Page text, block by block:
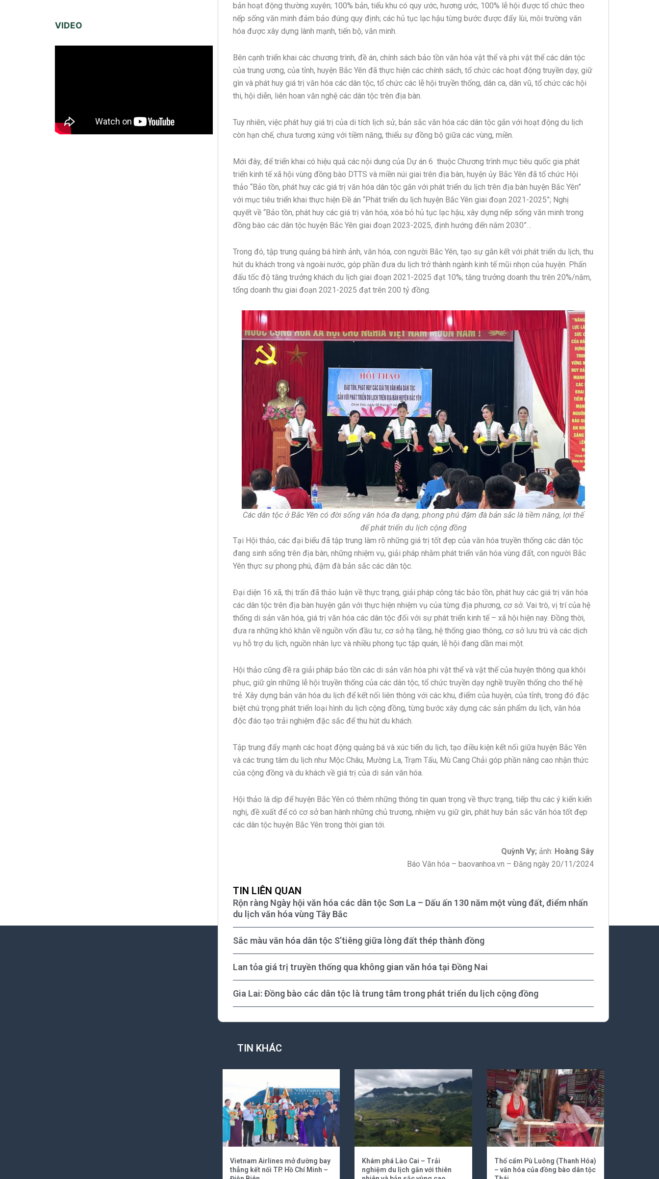
VIDEO
bản hoạt động thường xuyên; 100% bản, tiểu khu có quy ước, hương ước, 100% lễ hội được tổ chức theo
nếp sống văn minh đảm bảo đúng quy định; các hủ tục lạc hậu từng bước được đẩy lùi, môi trường văn
hóa được xây dựng lành mạnh, tiến bộ, văn minh.
Bên cạnh triển khai các chương trình, đề án, chính sách bảo tồn văn hóa vật thể và phi vật thể các dân tộc
của trung ương, của tỉnh, huyện Bắc Yên đã thực hiện các chính sách, tổ chức các hoạt động truyền dạy, giữ
gìn và phát huy giá trị văn hóa các dân tộc, tổ chức các lễ hội truyền thống, dân ca, dân vũ, tổ chức các hội
thi, hội diễn, liên hoan văn nghệ các dân tộc trên địa bàn.
Tuy nhiên, việc phát huy giá trị của di tích lịch sử, bản sắc văn hóa các dân tộc gắn với hoạt động du lịch
còn hạn chế, chưa tương xứng với tiềm năng, thiếu sự đồng bộ giữa các vùng, miền.
Mới đây, để triển khai có hiệu quả các nội dung của Dự án 6 thuộc Chương trình mục tiêu quốc gia phát
triển kinh tế xã hội vùng đồng bào DTTS và miền núi giai trên địa bàn, huyện ủy Bắc Yên đã tổ chức Hội
thảo “Bảo tồn, phát huy các giá trị văn hóa dân tộc gắn với phát triển du lịch trên địa bàn huyện Bắc Yên”
với mục tiêu triển khai thực hiện Đề án “Phát triển du lịch huyện Bắc Yên giai đoạn 2021-2025”; Nghị
quyết về “Bảo tồn, phát huy các giá trị văn hóa, xóa bỏ hủ tục lạc hậu, xây dựng nếp sống văn minh trong
đồng bào các dân tộc huyện Bắc Yên giai đoạn 2023-2025, định hướng đến năm 2030”…
Trong đó, tập trung quảng bá hình ảnh, văn hóa, con người Bắc Yên, tạo sự gắn kết với phát triển du lịch, thu
hút du khách trong và ngoài nước, góp phần đưa du lịch trở thành ngành kinh tế mũi nhọn của huyện. Phấn
đấu tốc độ tăng trưởng khách du lịch giai đoạn 2021-2025 đạt 10%; tăng trưởng doanh thu trên 20%/năm,
tổng doanh thu giai đoạn 2021-2025 đạt trên 200 tỷ đồng.
Các dân tộc ở Bắc Yên có đời sống văn hóa đa dạng, phong phú đậm đà bản sắc là tiềm năng, lợi thế
để phát triển du lịch cộng đồng
Tại Hội thảo, các đại biểu đã tập trung làm rõ những giá trị tốt đẹp của văn hóa truyền thống các dân tộc
đang sinh sống trên địa bàn, những nhiệm vụ, giải pháp nhằm phát triển văn hóa vùng đất, con người Bắc
Yên thực sự phong phú, đậm đà bản sắc các dân tộc.
Đại diện 16 xã, thị trấn đã thảo luận về thực trạng, giải pháp công tác bảo tồn, phát huy các giá trị văn hóa
các dân tộc trên địa bàn huyện gắn với thực hiện nhiệm vụ của từng địa phương, cơ sở. Vai trò, vị trí của hệ
thống di sản văn hóa, giá trị văn hóa các dân tộc đối với sự phát triển kinh tế – xã hội hiện nay. Đồng thời,
đưa ra những khó khăn về nguồn vốn đầu tư, cơ sở hạ tầng, hệ thống giao thông, cơ sở lưu trú và các dịch
vụ hỗ trợ du lịch, nguồn nhân lực và nhiều phong tục tập quán, lễ hội đang dần mai một.
Hội thảo cũng đề ra giải pháp bảo tồn các di sản văn hóa phi vật thể và vật thể của huyện thông qua khôi
phục, giữ gìn những lễ hội truyền thống của các dân tộc, tổ chức truyền dạy nghề truyền thống cho thế hệ
trẻ. Xây dựng bản văn hóa du lịch để kết nối liên thông với các khu, điểm của huyện, của tỉnh, trong đó đặc
biệt chú trọng phát triển loại hình du lịch cộng đồng, từng bước xây dựng các sản phẩm du lịch, văn hóa
độc đáo tạo trải nghiệm đặc sắc để thu hút du khách.
Tập trung đẩy mạnh các hoạt động quảng bá và xúc tiến du lịch, tạo điều kiện kết nối giữa huyện Bắc Yên
và các trung tâm du lịch như Mộc Châu, Mường La, Trạm Tấu, Mù Cang Chải góp phần nâng cao nhận thức
của cộng đồng và du khách về giá trị của di sản văn hóa.
Hội thảo là dịp để huyện Bắc Yên có thêm những thông tin quan trọng về thực trạng, tiếp thu các ý kiến kiến
nghị, đề xuất để có cơ sở ban hành những chủ trương, nhiệm vụ giữ gìn, phát huy bản sắc văn hóa tốt đẹp
các dân tộc huyện Bắc Yên trong thời gian tới.
Quỳnh Vy; ảnh: Hoàng Sây
Báo Văn hóa – baovanhoa.vn – Đăng ngày 20/11/2024
TIN LIÊN QUAN
Rộn ràng Ngày hội văn hóa các dân tộc Sơn La – Dấu ấn 130 năm một vùng đất, điểm nhấn
du lịch văn hóa vùng Tây Bắc
Sắc màu văn hóa dân tộc S’tiêng giữa lòng đất thép thành đồng
Lan tỏa giá trị truyền thống qua không gian văn hóa tại Đồng Nai
Gia Lai: Đồng bào các dân tộc là trung tâm trong phát triển du lịch cộng đồng
TIN KHÁC
Vietnam Airlines mở đường bay
thẳng kết nối TP. Hồ Chí Minh –
Khám phá Lào Cai – Trải
nghiệm du lịch gắn với thiên
Thổ cẩm Pù Luông (Thanh Hóa)
– văn hóa của đồng bào dân tộc